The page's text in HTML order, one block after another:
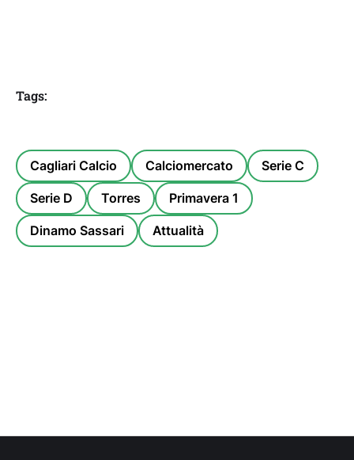
Tags:
Cagliari Calcio Calciomercato Serie C
Serie D Torres Primavera 1
Dinamo Sassari Attualità